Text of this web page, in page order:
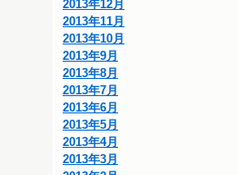
2013年12月
2013年11月
2013年10月
2013年9月
2013年8月
2013年7月
2013年6月
2013年5月
2013年4月
2013年3月